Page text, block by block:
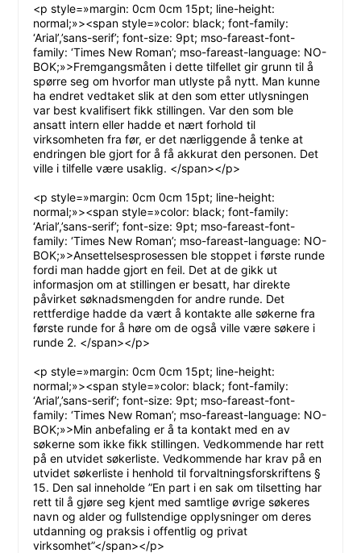
<p style=»margin: 0cm 0cm 15pt; line-height:
normal;»><span style=»color: black; font-family:
‘Arial’,’sans-serif’; font-size: 9pt; mso-fareast-font-
family: ‘Times New Roman’; mso-fareast-language: NO-
BOK;»>Fremgangsmåten i dette tilfellet gir grunn til å
spørre seg om hvorfor man utlyste på nytt. Man kunne
ha endret vedtaket slik at den som etter utlysningen
var best kvalifisert fikk stillingen. Var den som ble
ansatt intern eller hadde et nært forhold til
virksomheten fra før, er det nærliggende å tenke at
endringen ble gjort for å få akkurat den personen. Det
ville i tilfelle være usaklig. </span></p>
<p style=»margin: 0cm 0cm 15pt; line-height:
normal;»><span style=»color: black; font-family:
‘Arial’,’sans-serif’; font-size: 9pt; mso-fareast-font-
family: ‘Times New Roman’; mso-fareast-language: NO-
BOK;»>Ansettelsesprosessen ble stoppet i første runde
fordi man hadde gjort en feil. Det at de gikk ut
informasjon om at stillingen er besatt, har direkte
påvirket søknadsmengden for andre runde. Det
rettferdige hadde da vært å kontakte alle søkerne fra
første runde for å høre om de også ville være søkere i
runde 2. </span></p>
<p style=»margin: 0cm 0cm 15pt; line-height:
normal;»><span style=»color: black; font-family:
‘Arial’,’sans-serif’; font-size: 9pt; mso-fareast-font-
family: ‘Times New Roman’; mso-fareast-language: NO-
BOK;»>Min anbefaling er å ta kontakt med en av
søkerne som ikke fikk stillingen. Vedkommende har rett
på en utvidet søkerliste. Vedkommende har krav på en
utvidet søkerliste i henhold til forvaltningsforskriftens §
15. Den sal inneholde ”En part i en sak om tilsetting har
rett til å gjøre seg kjent med samtlige øvrige søkeres
navn og alder og fullstendige opplysninger om deres
utdanning og praksis i offentlig og privat
virksomhet”</span></p>